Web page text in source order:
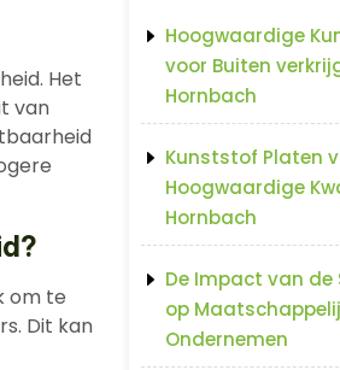
Het
van
om te
Dit kan
Hoogwaardige
voor Buiten
Hornbach
Kunststof Platen
Hoogwaardige
Hornbach
De Impact van de
op
Ondernemen